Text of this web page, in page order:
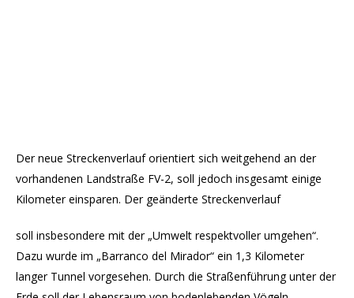
Der neue Streckenverlauf orientiert sich weitgehend an der
vorhandenen Landstraße FV-2, soll jedoch insgesamt einige
Kilometer einsparen. Der geänderte Streckenverlauf
soll insbesondere mit der „Umwelt respektvoller umgehen“.
Dazu wurde im „Barranco del Mirador“ ein 1,3 Kilometer
langer Tunnel vorgesehen. Durch die Straßenführung unter der